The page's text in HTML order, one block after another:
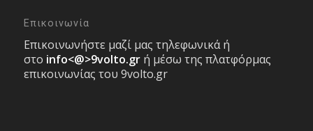
Επικοινωνία
Επικοινωνήστε μαζί μας τηλεφωνικά ή
στο info<@>9volto.gr ή μέσω της πλατφόρμας
επικοινωνίας του 9volto.gr